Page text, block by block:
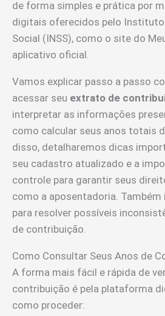
de forma simples e prática por
digitais oferecidos pelo Instituto
Social (INSS), como o site do
aplicativo oficial.
Vamos explicar passo a passo
acessar seu extrato de
interpretar as informações
como calcular seus anos totais
disso, detalharemos dicas
seu cadastro atualizado e a
controle para garantir seus
como a aposentadoria.
para resolver possíveis
de contribuição.
Como Consultar Seus Anos de
A forma mais fácil e rápida de
contribuição é pela plataforma
como proceder: